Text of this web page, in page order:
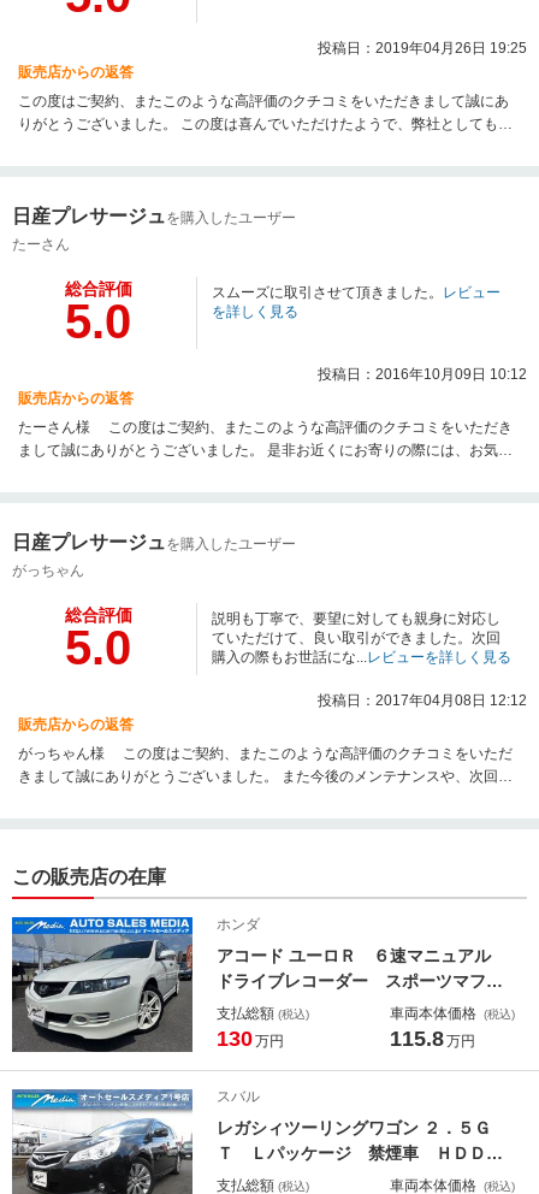
投稿日：2019年04月26日 19:25
販売店からの返答
この度はご契約、またこのような高評価のクチコミをいただきまして誠にあ
りがとうございました。 この度は喜んでいただけたようで、弊社としても嬉
になる際もぜひお手伝いさせて頂ければ幸いです。是非お気軽に遊びに来て
日産プレサージュを購入したユーザー
たーさん
総合評価
5.0
スムーズに取引させて頂きました。 レビュー
を詳しく見る
投稿日：2016年10月09日 10:12
販売店からの返答
たーさん様 この度はご契約、またこのような高評価のクチコミをいただき
まして誠にありがとうございました。 是非お近くにお寄りの際には、お気軽
になる際もぜひお手伝いさせて頂ければ幸いです。 何卒宜しくお願い致しま
日産プレサージュを購入したユーザー
がっちゃん
総合評価
5.0
説明も丁寧で、要望に対しても親身に対応し
ていただけて、良い取引ができました。次回
購入の際もお世話にな... レビューを詳しく見る
投稿日：2017年04月08日 12:12
販売店からの返答
がっちゃん様 この度はご契約、またこのような高評価のクチコミをいただ
きまして誠にありがとうございました。 また今後のメンテナンスや、次回お
くお願い致します。 是非、また遊びに来てください！
この販売店の在庫
ホンダ
アコード ユーロＲ ６速マニュアル
ドライブレコーダー スポーツマフラ
ー 純正レカロシート 純正ＭＯＭＯ
ステアリング ＣＤ キーレス ＨＩ
グチェーン
支払総額 (税込)
130万円
車両本体価格 (税込)
115.8万円
スバル
レガシィツーリングワゴン ２．５Ｇ
Ｔ Ｌパッケージ 禁煙車 ＨＤＤナ
ビ バックカメラ フルセグ Ｂｌｕ
支払総額 (税込) 車両本体価格 (税込)